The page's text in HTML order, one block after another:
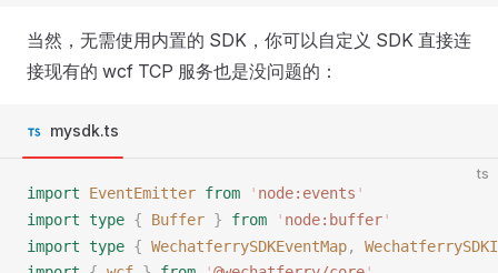
当然，无需使用内置的 SDK，你可以自定义 SDK 直接连
接现有的 wcf TCP 服务也是没问题的：
mysdk.ts
ts
import EventEmitter from ' node:events '
import type { Buffer } from ' node:buffer'
import type { WechatferrySDKEventMap,